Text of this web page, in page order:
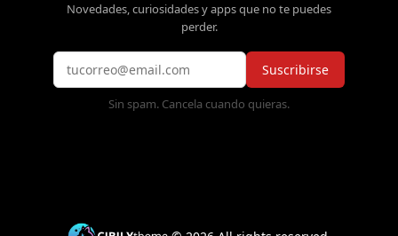
Novedades, curiosidades y apps que no te puedes
perder.
Suscribirse
Sin spam. Cancela cuando quieras.